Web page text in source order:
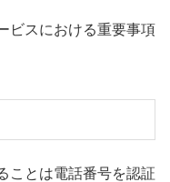
ビスにおける重要事項
ことは電話番号を認証